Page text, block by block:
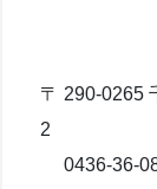
〒 290-0265
2
0436-36-